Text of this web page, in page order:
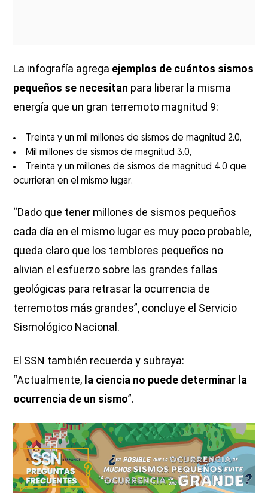
La infografía agrega ejemplos de cuántos sismos
pequeños se necesitan para liberar la misma
energía que un gran terremoto magnitud 9:
Treinta y un mil millones de sismos de magnitud 2.0,
Mil millones de sismos de magnitud 3.0,
Treinta y un millones de sismos de magnitud 4.0 que
ocurrieran en el mismo lugar.
“Dado que tener millones de sismos pequeños
cada día en el mismo lugar es muy poco probable,
queda claro que los temblores pequeños no
alivian el esfuerzo sobre las grandes fallas
geológicas para retrasar la ocurrencia de
terremotos más grandes”, concluye el Servicio
Sismológico Nacional.
El SSN también recuerda y subraya:
“Actualmente, la ciencia no puede determinar la
ocurrencia de un sismo”.